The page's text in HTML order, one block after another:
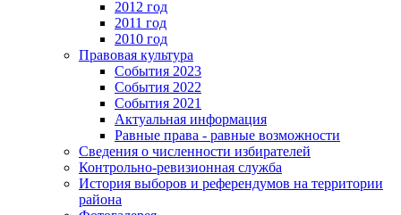
2012 год
2011 год
2010 год
Правовая культура
События 2023
События 2022
События 2021
Актуальная информация
Равные права - равные возможности
Сведения о численности избирателей
Контрольно-ревизионная служба
История выборов и референдумов на территории
района